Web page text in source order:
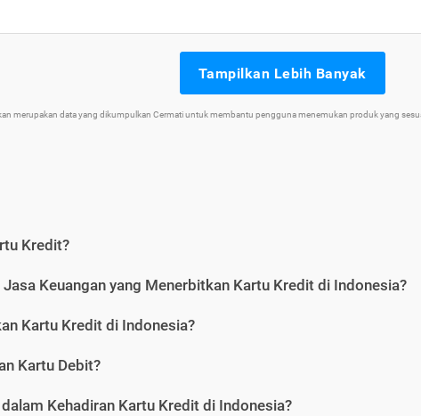
Tampilkan Lebih Banyak
merupakan data yang dikumpulkan Cermati untuk membantu pengguna menemukan produk yang
Kredit?
Keuangan yang Menerbitkan Kartu Kredit di Indonesia?
Kartu Kredit di Indonesia?
Kartu Debit?
Kehadiran Kartu Kredit di Indonesia?